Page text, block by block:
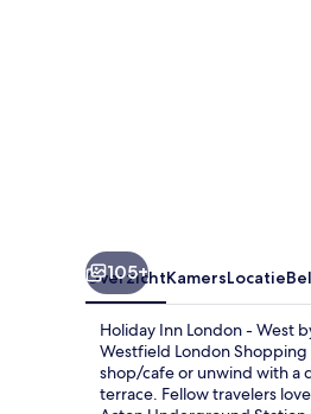
105+
OverzichtKamersLocatie
Holiday Inn London - West
Westfield London
shop/cafe or unwind with a
terrace. Fellow travelers